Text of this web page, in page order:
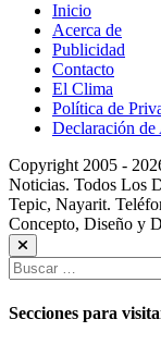
Inicio
Acerca de
Publicidad
Contacto
El Clima
Política de
Declaración
Copyright 2005 -
Noticias. Todos Los
Tepic, Nayarit.
Concepto, Diseño y
Buscar:
Secciones para